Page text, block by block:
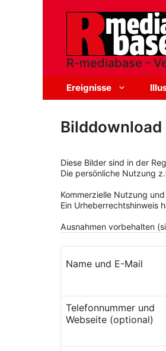
R-mediabase -
Ereignisse
Bilddownload
Diese Bilder sind in der
Die persönliche Nutzung
Kommerzielle Nutzung
Ein Urheberrechtshinweis
Ausnahmen vorbehalten
Name und E-Mail
Telefonnummer und
Webseite (optional)